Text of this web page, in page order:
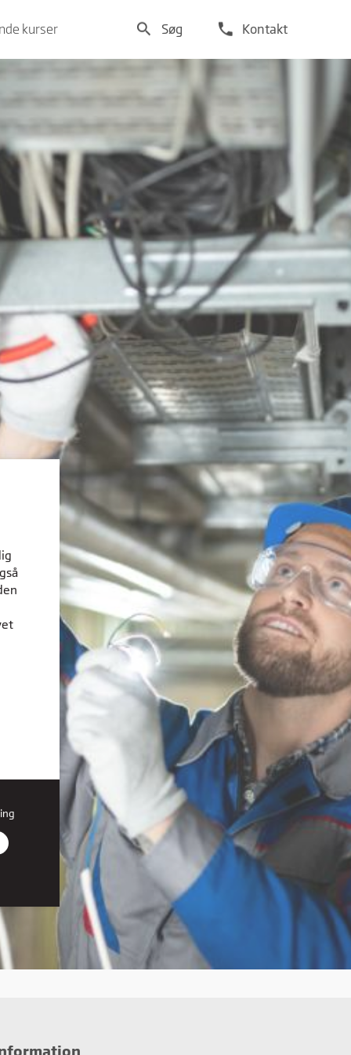
du
kurser search Søg phone Kontakt